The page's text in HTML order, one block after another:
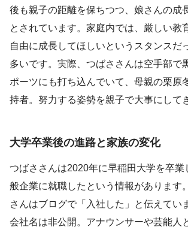
後も親子の距離を保ちつつ、娘さんの成
とされています。家庭内では、厳しい教
自由に成長してほしいというスタンスだ
多いです。実際、つばささんは空手部で
ポーツにも打ち込んでいて、母親の栗原
持者。努力する姿勢を親子で大事にして
大学卒業後の進路と家族の変化
つばささんは2020年に早稲田大学を卒業
般企業に就職したという情報があります
さんはブログで「入社した」と伝えてい
会社名は非公開。アナウンサーや芸能人